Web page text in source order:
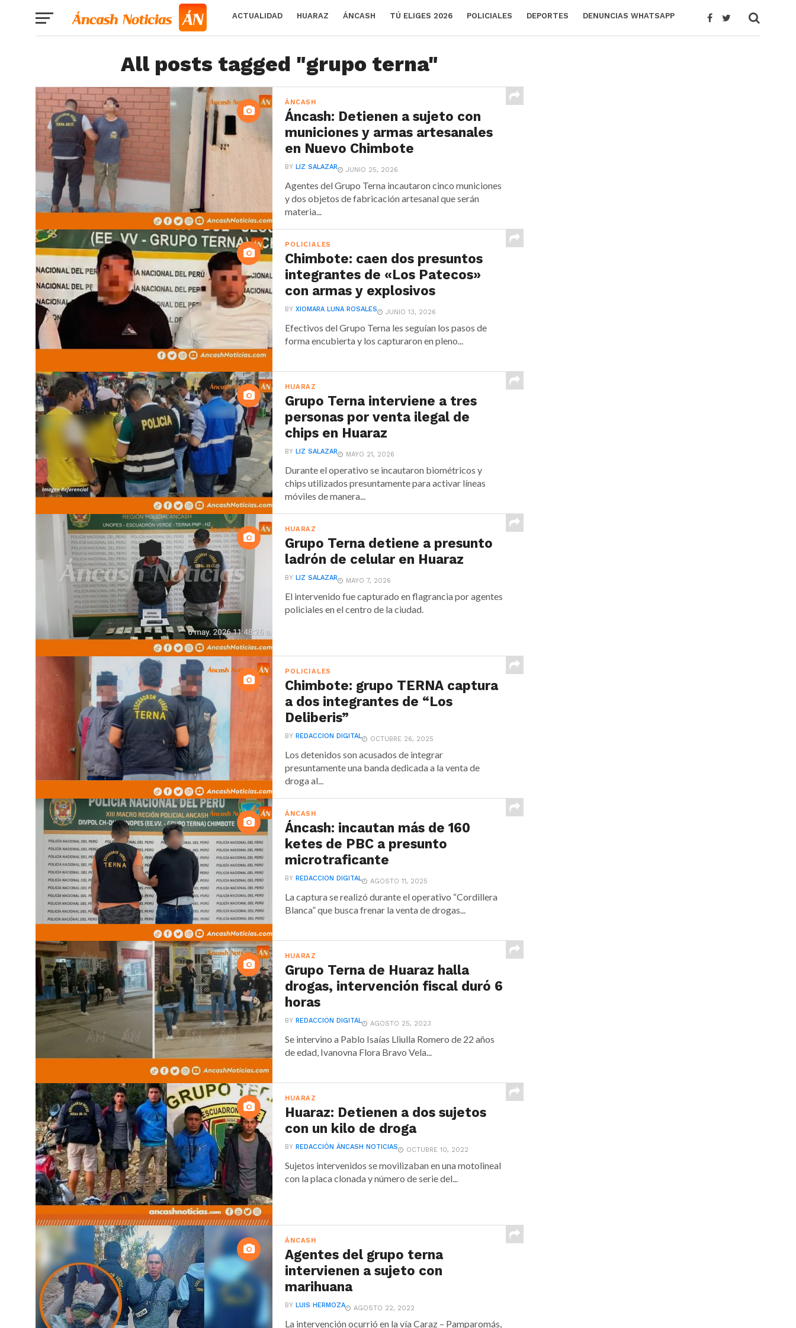
ACTUALIDAD HUARAZ ÁNCASH TÚ ELIGES 2026 POLICIALES DEPORTES DENUNCIAS WHATSAPP
All posts tagged "grupo terna"
ÁNCASH
Áncash: Detienen a sujeto con
municiones y armas artesanales
en Nuevo Chimbote
BYLIZ SALAZAR JUNIO 25, 2026
Agentes del Grupo Terna incautaron cinco municiones
y dos objetos de fabricación artesanal que serán
materia...
POLICIALES
Chimbote: caen dos presuntos
integrantes de «Los Patecos»
con armas y explosivos
BYXIOMARA LUNA ROSALES JUNIO 13, 2026
Efectivos del Grupo Terna les seguían los pasos de
forma encubierta y los capturaron en pleno...
HUARAZ
Grupo Terna interviene a tres
personas por venta ilegal de
chips en Huaraz
BYLIZ SALAZAR MAYO 21, 2026
Durante el operativo se incautaron biométricos y
chips utilizados presuntamente para activar líneas
móviles de manera...
HUARAZ
Grupo Terna detiene a presunto
ladrón de celular en Huaraz
BYLIZ SALAZAR MAYO 7, 2026
El intervenido fue capturado en flagrancia por agentes
policiales en el centro de la ciudad.
POLICIALES
Chimbote: grupo TERNA captura
a dos integrantes de “Los
Deliberis”
BYREDACCION DIGITAL OCTUBRE 26, 2025
Los detenidos son acusados de integrar
presuntamente una banda dedicada a la venta de
droga al...
ÁNCASH
Áncash: incautan más de 160
ketes de PBC a presunto
microtraficante
BYREDACCION DIGITAL AGOSTO 11, 2025
La captura se realizó durante el operativo “Cordillera
Blanca” que busca frenar la venta de drogas...
HUARAZ
Grupo Terna de Huaraz halla
drogas, intervención fiscal duró 6
horas
BYREDACCION DIGITAL AGOSTO 25, 2023
Se intervino a Pablo Isaías Lliulla Romero de 22 años
de edad, Ivanovna Flora Bravo Vela...
HUARAZ
Huaraz: Detienen a dos sujetos
con un kilo de droga
BYREDACCIÓN ÁNCASH NOTICIAS OCTUBRE 10, 2022
Sujetos intervenidos se movilizaban en una motolineal
con la placa clonada y número de serie del...
ÁNCASH
Agentes del grupo terna
intervienen a sujeto con
marihuana
BYLUIS HERMOZA AGOSTO 22, 2022
La intervención ocurrió en la vía Caraz – Pamparomás,